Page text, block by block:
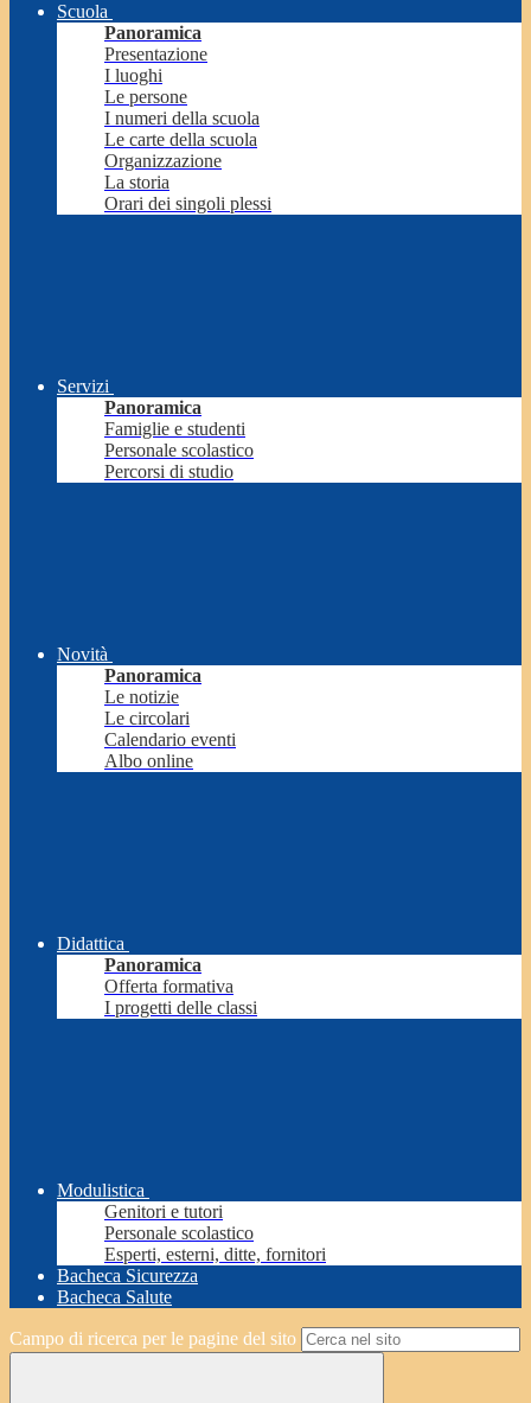
Scuola
Panoramica
Presentazione
I luoghi
Le persone
I numeri della scuola
Le carte della scuola
Organizzazione
La storia
Orari dei singoli plessi
Servizi
Panoramica
Famiglie e studenti
Personale scolastico
Percorsi di studio
Novità
Panoramica
Le notizie
Le circolari
Calendario eventi
Albo online
Didattica
Panoramica
Offerta formativa
I progetti delle classi
Modulistica
Genitori e tutori
Personale scolastico
Esperti, esterni, ditte, fornitori
Bacheca Sicurezza
Bacheca Salute
Campo di ricerca per le pagine del sito